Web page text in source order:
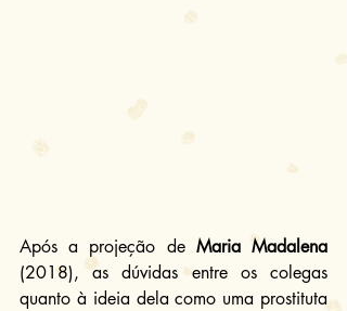
Após a projeção de Maria Madalena
(2018), as dúvidas entre os colegas
quanto à ideia dela como uma prostituta